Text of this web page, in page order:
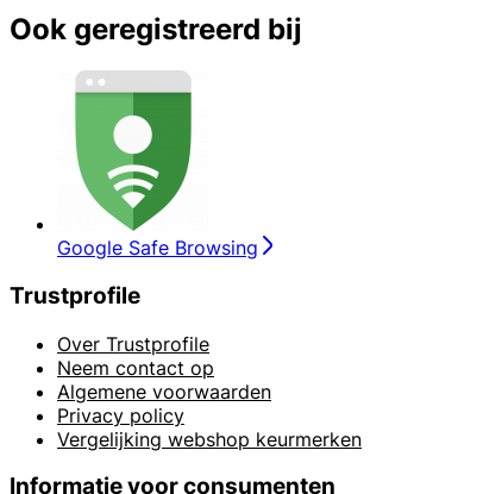
Ook geregistreerd bij
Google Safe Browsing
Trustprofile
Over Trustprofile
Neem contact op
Algemene voorwaarden
Privacy policy
Vergelijking webshop keurmerken
Informatie voor consumenten